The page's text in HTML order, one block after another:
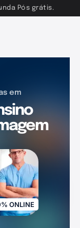
Pós grátis.
em
ONLINE